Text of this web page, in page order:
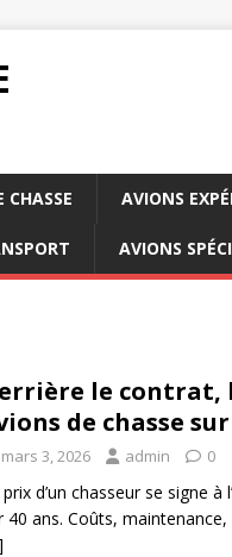
CHASSE AVIONS
AVIONS
le contrat,
de chasse
mars 3, 2026 admin 0
d’un chasseur se signe à
40 ans. Coûts,